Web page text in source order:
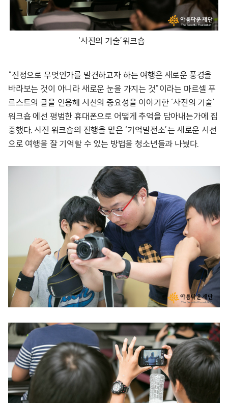
‘사진의 기술’워크숍
“진정으로 무엇인가를 발견하고자 하는 여행은 새로운 풍경을
바라보는 것이 아니라 새로운 눈을 가지는 것”이라는 마르셀 푸
르스트의 글을 인용해 시선의 중요성을 이야기한 ‘사진의 기술’
워크숍 에선 평범한 휴대폰으로 어떻게 추억을 담아내는가에 집
중했다. 사진 워크숍의 진행을 맡은 ‘기억발전소’는 새로운 시선
으로 여행을 잘 기억할 수 있는 방법을 청소년들과 나눴다.